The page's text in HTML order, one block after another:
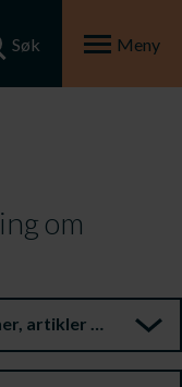
Søk Meny
om
artikler m.m.